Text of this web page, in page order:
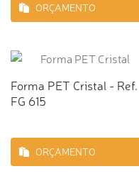
ORÇAMENTO
Forma PET Cristal - Ref.
FG 615
ORÇAMENTO